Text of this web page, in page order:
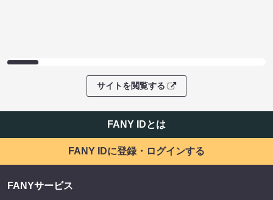
サイトを閲覧する
FANY IDとは
FANY IDに登録・ログインする
FANYサービス